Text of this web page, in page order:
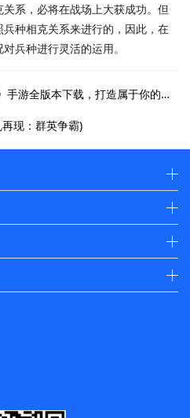
系，必将在战场上大获成功。但
种相克关系来进行的，因此，在
兵种进行灵活的运用。
上一篇：三国杀下载(《三国杀》手游全版本下载，打造属于你的武将江湖！)
现：群英争霸)